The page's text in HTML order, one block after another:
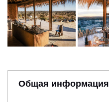
Общая информация